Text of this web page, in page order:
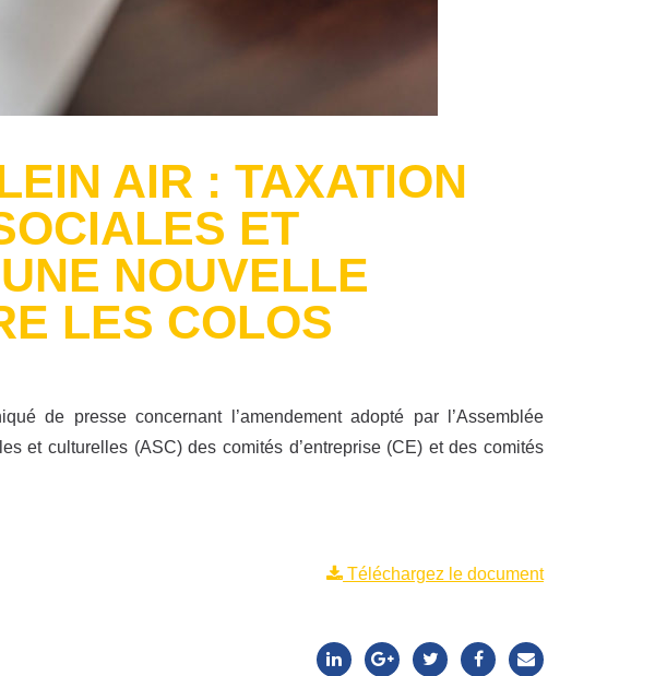
AIR : TAXATION
ET
NOUVELLE
LES COLOS
de presse concernant l’amendement adopté par l’Assemblée
et culturelles (ASC) des comités d’entreprise (CE) et des comités
Téléchargez le document